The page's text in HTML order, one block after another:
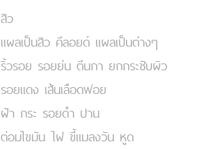
สิว
แผลเป็นสิว คีลอยด์ แผลเป็นต่างๆ
ริ้วรอย รอยย่น ตีนกา ยกกระชับผิว
รอยแดง เส้นเลือดฟอย
ฝ้า กระ รอยดำ ปาน
ต่อมไขมัน ไฝ ขี้แมลงวัน หูด